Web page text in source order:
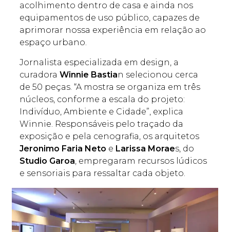
acolhimento dentro de casa e ainda nos
equipamentos de uso público, capazes de
aprimorar nossa experiência em relação ao
espaço urbano.
Jornalista especializada em design, a
curadoraWinnie Bastian selecionou cerca
de 50 peças. “A mostra se organiza em três
núcleos, conforme a escala do projeto:
Indivíduo, Ambiente e Cidade”, explica
Winnie. Responsáveis pelo traçado da
exposição e pela cenografia, os arquitetos
Jeronimo Faria Neto e Larissa Moraes, do
Studio Garoa , empregaram recursos lúdicos
e sensoriais para ressaltar cada objeto.